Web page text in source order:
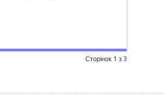
Сторінок 1 з 3